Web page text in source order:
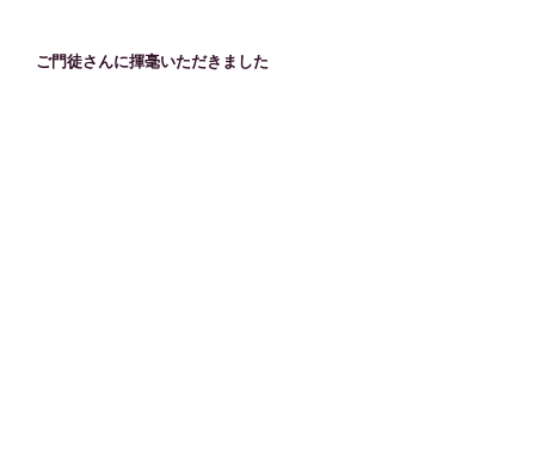
ご門徒さんに揮毫いただきました